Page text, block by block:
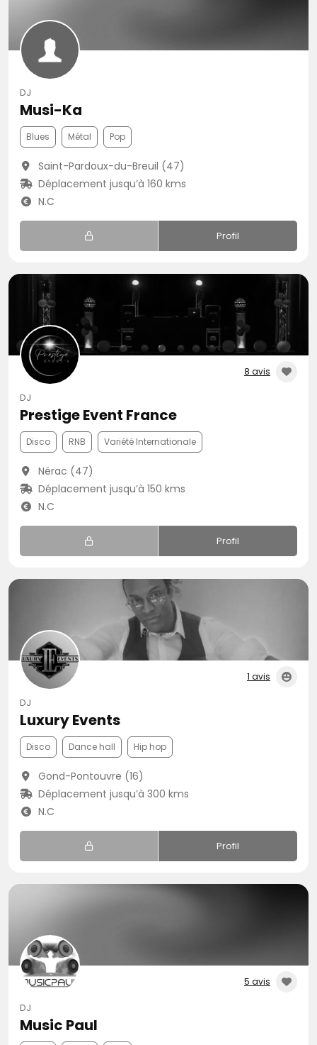
DJ
Musi-Ka
Blues Métal Pop
Saint-Pardoux-du-Breuil (47)
Déplacement jusqu’à 160 kms
N.C
Profil
8 avis
DJ
Prestige Event France
Disco RNB Variété Internationale
Nérac (47)
Déplacement jusqu’à 150 kms
N.C
Profil
1 avis
DJ
Luxury Events
Disco Dance hall Hip hop
Gond-Pontouvre (16)
Déplacement jusqu’à 300 kms
N.C
Profil
5 avis
DJ
Music Paul